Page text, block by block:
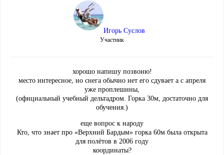
Игорь Суслов
Участник
хорошо напишу позвоню!
место интересное, но снега обычно нет его сдувает а с апреля
уже проплешины,
(официальный учебный дельтадром. Горка 30м, достаточно для
обучения.)
еще вопрос к народу
Кто, что знает про «Верхний Бардым» горка 60м была открыта
для полётов в 2006 году
координаты?